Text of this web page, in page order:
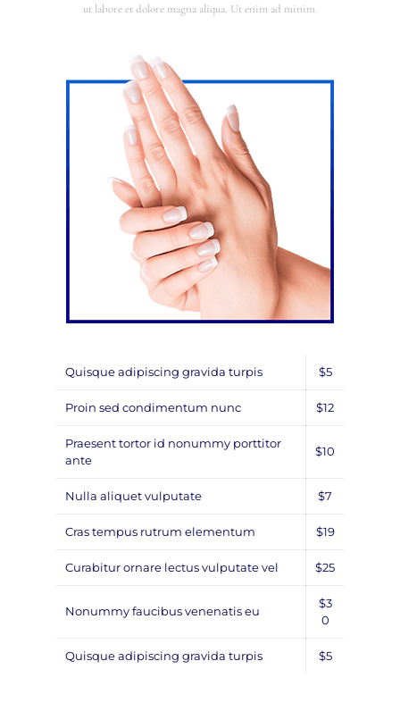
ut labore et dolore magna aliqua. Ut enim ad minim.
Quisque adipiscing gravida turpis $5
Proin sed condimentum nunc $12
Praesent tortor id nonummy porttitor
ante
$10
Nulla aliquet vulputate $7
Cras tempus rutrum elementum $19
Curabitur ornare lectus vulputate vel $25
Nonummy faucibus venenatis eu
$3
0
Quisque adipiscing gravida turpis $5